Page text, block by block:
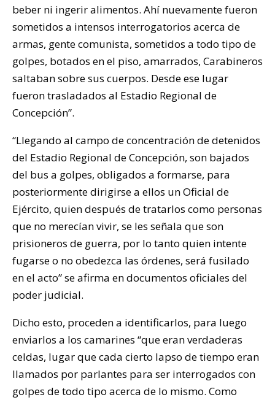
beber ni ingerir alimentos. Ahí nuevamente fueron
sometidos a intensos interrogatorios acerca de
armas, gente comunista, sometidos a todo tipo de
golpes, botados en el piso, amarrados, Carabineros
saltaban sobre sus cuerpos. Desde ese lugar
fueron trasladados al Estadio Regional de
Concepción”.
“Llegando al campo de concentración de detenidos
del Estadio Regional de Concepción, son bajados
del bus a golpes, obligados a formarse, para
posteriormente dirigirse a ellos un Oficial de
Ejército, quien después de tratarlos como personas
que no merecían vivir, se les señala que son
prisioneros de guerra, por lo tanto quien intente
fugarse o no obedezca las órdenes, será fusilado
en el acto” se afirma en documentos oficiales del
poder judicial.
Dicho esto, proceden a identificarlos, para luego
enviarlos a los camarines “que eran verdaderas
celdas, lugar que cada cierto lapso de tiempo eran
llamados por parlantes para ser interrogados con
golpes de todo tipo acerca de lo mismo. Como